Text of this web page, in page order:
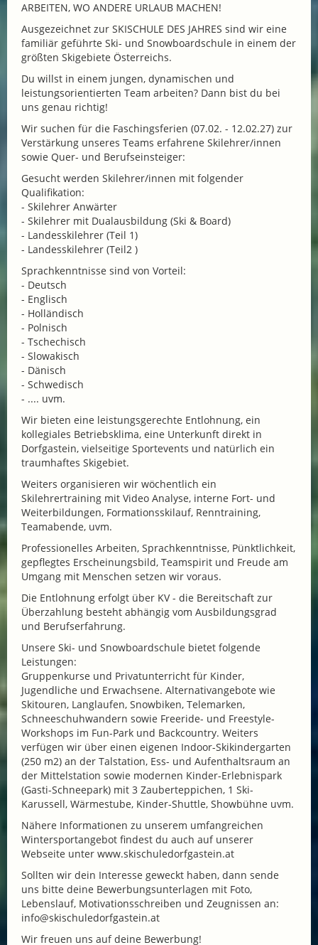
ARBEITEN, WO ANDERE URLAUB MACHEN!
Ausgezeichnet zur SKISCHULE DES JAHRES sind wir eine
familiär geführte Ski- und Snowboardschule in einem der
größten Skigebiete Österreichs.
Du willst in einem jungen, dynamischen und
leistungsorientierten Team arbeiten? Dann bist du bei
uns genau richtig!
Wir suchen für die Faschingsferien (07.02. - 12.02.27) zur
Verstärkung unseres Teams erfahrene Skilehrer/innen
sowie Quer- und Berufseinsteiger:
Gesucht werden Skilehrer/innen mit folgender
Qualifikation:
- Skilehrer Anwärter
- Skilehrer mit Dualausbildung (Ski & Board)
- Landesskilehrer (Teil 1)
- Landesskilehrer (Teil2 )
Sprachkenntnisse sind von Vorteil:
- Deutsch
- Englisch
- Holländisch
- Polnisch
- Tschechisch
- Slowakisch
- Dänisch
- Schwedisch
- .... uvm.
Wir bieten eine leistungsgerechte Entlohnung, ein
kollegiales Betriebsklima, eine Unterkunft direkt in
Dorfgastein, vielseitige Sportevents und natürlich ein
traumhaftes Skigebiet.
Weiters organisieren wir wöchentlich ein
Skilehrertraining mit Video Analyse, interne Fort- und
Weiterbildungen, Formationsskilauf, Renntraining,
Teamabende, uvm.
Professionelles Arbeiten, Sprachkenntnisse, Pünktlichkeit,
gepflegtes Erscheinungsbild, Teamspirit und Freude am
Umgang mit Menschen setzen wir voraus.
Die Entlohnung erfolgt über KV - die Bereitschaft zur
Überzahlung besteht abhängig vom Ausbildungsgrad
und Berufserfahrung.
Unsere Ski- und Snowboardschule bietet folgende
Leistungen:
Gruppenkurse und Privatunterricht für Kinder,
Jugendliche und Erwachsene. Alternativangebote wie
Skitouren, Langlaufen, Snowbiken, Telemarken,
Schneeschuhwandern sowie Freeride- und Freestyle-
Workshops im Fun-Park und Backcountry. Weiters
verfügen wir über einen eigenen Indoor-Skikindergarten
(250 m2) an der Talstation, Ess- und Aufenthaltsraum an
der Mittelstation sowie modernen Kinder-Erlebnispark
(Gasti-Schneepark) mit 3 Zauberteppichen, 1 Ski-
Karussell, Wärmestube, Kinder-Shuttle, Showbühne uvm.
Nähere Informationen zu unserem umfangreichen
Wintersportangebot findest du auch auf unserer
Webseite unter www.skischuledorfgastein.at
Sollten wir dein Interesse geweckt haben, dann sende
uns bitte deine Bewerbungsunterlagen mit Foto,
Lebenslauf, Motivationsschreiben und Zeugnissen an:
info@skischuledorfgastein.at
Wir freuen uns auf deine Bewerbung!